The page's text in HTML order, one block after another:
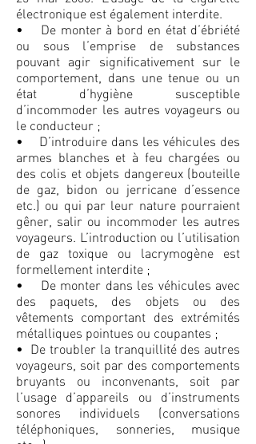
électronique est également interdite.
• De monter à bord en état d’ébriété
ou sous l’emprise de substances
pouvant agir significativement sur le
comportement, dans une tenue ou un
état d’hygiène susceptible
d’incommoder les autres voyageurs ou
le conducteur ;
• D’introduire dans les véhicules des
armes blanches et à feu chargées ou
des colis et objets dangereux (bouteille
de gaz, bidon ou jerricane d’essence
etc.) ou qui par leur nature pourraient
gêner, salir ou incommoder les autres
voyageurs. L’introduction ou l’utilisation
de gaz toxique ou lacrymogène est
formellement interdite ;
• De monter dans les véhicules avec
des paquets, des objets ou des
vêtements comportant des extrémités
métalliques pointues ou coupantes ;
• De troubler la tranquillité des autres
voyageurs, soit par des comportements
bruyants ou inconvenants, soit par
l’usage d’appareils ou d’instruments
sonores individuels (conversations
téléphoniques, sonneries, musique